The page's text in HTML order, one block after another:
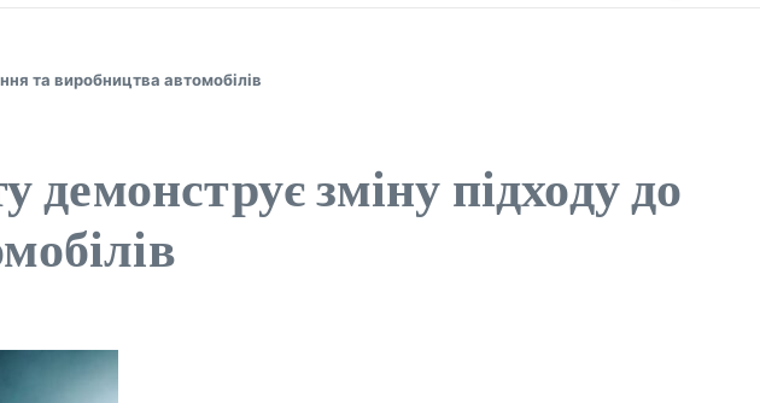
та виробництва автомобілів
демонструє зміну підходу до